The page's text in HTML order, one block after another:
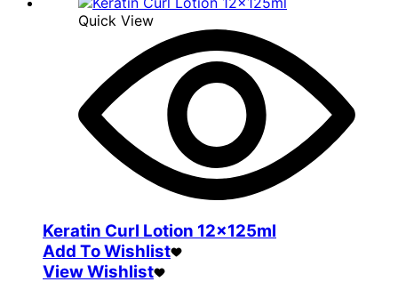
Quick View
Keratin Curl Lotion 12x125ml
Add To Wishlist
View Wishlist